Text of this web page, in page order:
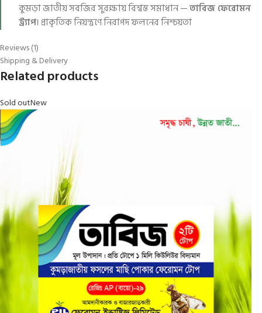
কুমড়া জাতীয় সবজির সুরক্ষায় বিশ্বস্ত সমাধান —তাবিজ ফেরোমন
ট্র্যাপ। প্রাকৃতিক নিয়ন্ত্রণে নিরাপদ ফলনের নিশ্চয়তা
Reviews (1)
Shipping & Delivery
Related products
Sold outNew